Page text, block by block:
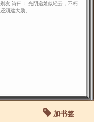
别友 诗曰： 光阴递嬗似轻云，不朽
还须建大勋。
加书签